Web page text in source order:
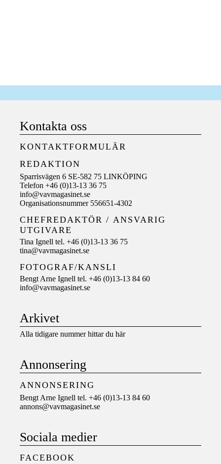
Kontakta oss
KONTAKTFORMULÄR
REDAKTION
Sparrisvägen 6 SE-582 75 LINKÖPING
Telefon +46 (0)13-13 36 75
info@vavmagasinet.se
Organisationsnummer 556651-4302
CHEFREDAKTÖR / ANSVARIG
UTGIVARE
Tina Ignell tel. +46 (0)13-13 36 75
tina@vavmagasinet.se
FOTOGRAF/KANSLI
Bengt Arne Ignell tel. +46 (0)13-13 84 60
info@vavmagasinet.se
Arkivet
Alla tidigare nummer hittar du här
Annonsering
ANNONSERING
Bengt Arne Ignell tel. +46 (0)13-13 84 60
annons@vavmagasinet.se
Sociala medier
FACEBOOK